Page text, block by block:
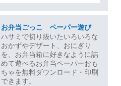
お弁当ごっこ ペーパー遊び
ハサミで切り抜いたいろいろな
おかずやデザート、おにぎり
を、お弁当箱に好きなように詰
めて遊べるお弁当ペーパーおも
ちゃを無料ダウンロード・印刷
できます。